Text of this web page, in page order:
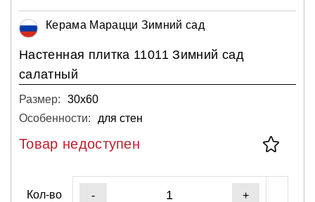
Керама Марацци Зимний сад
Настенная плитка 11011 Зимний сад
салатный
Размер:
30х60
Особенности:
для стен
Товар недоступен
Кол-во - +